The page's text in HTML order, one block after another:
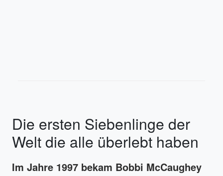
Die ersten Siebenlinge der
Welt die alle überlebt haben
Im Jahre 1997 bekam Bobbi McCaughey